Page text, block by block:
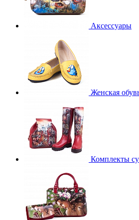
Аксессуары
Женская
Комплекты